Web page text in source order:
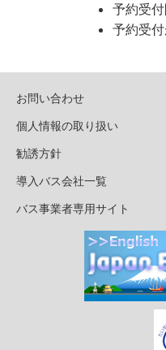
予約受
予約受
お問い合わせ
個人情報の取り扱い
勧誘方針
導入バス会社一覧
バス事業者専用サイト